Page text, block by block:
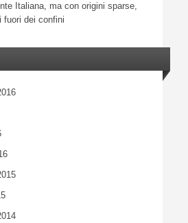
Italiana, ma con origini sparse,
fuori dei confini